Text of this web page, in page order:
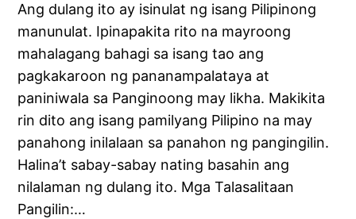
Ang dulang ito ay isinulat ng isang Pilipinong
manunulat. Ipinapakita rito na mayroong
mahalagang bahagi sa isang tao ang
pagkakaroon ng pananampalataya at
paniniwala sa Panginoong may likha. Makikita
rin dito ang isang pamilyang Pilipino na may
panahong inilalaan sa panahon ng pangingilin.
Halina’t sabay-sabay nating basahin ang
nilalaman ng dulang ito. Mga Talasalitaan
Pangilin:…